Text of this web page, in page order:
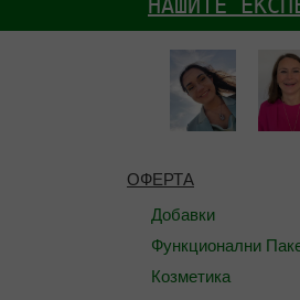
НАШИТЕ
ОФЕРТА
Добавки
Функционални
Козметика